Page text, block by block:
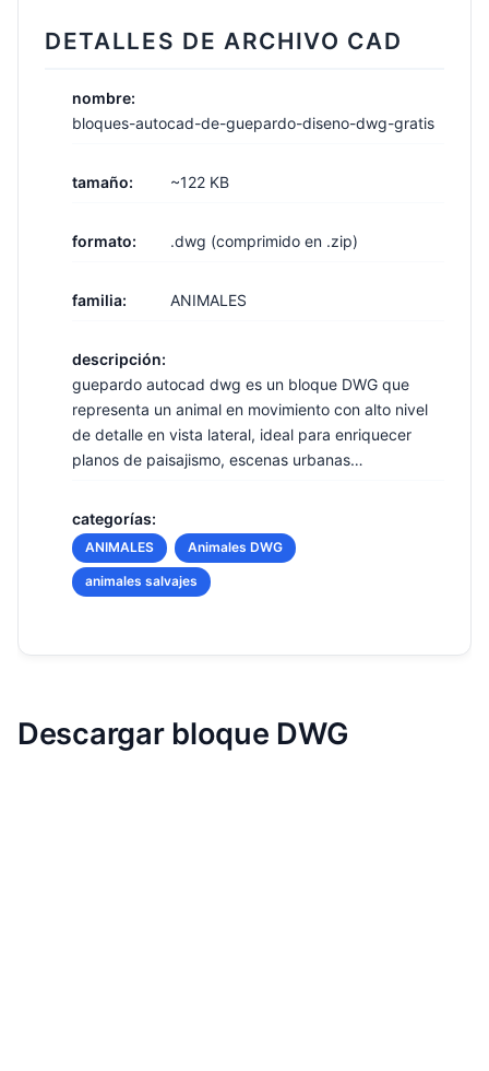
DETALLES DE ARCHIVO CAD
nombre:
bloques-autocad-de-guepardo-diseno-dwg-gratis
tamaño: ~122 KB
formato: .dwg (comprimido en .zip)
familia: ANIMALES
descripción:
guepardo autocad dwg es un bloque DWG que
representa un animal en movimiento con alto nivel
de detalle en vista lateral, ideal para enriquecer
planos de paisajismo, escenas urbanas…
categorías:
ANIMALES Animales DWG
animales salvajes
Descargar bloque DWG